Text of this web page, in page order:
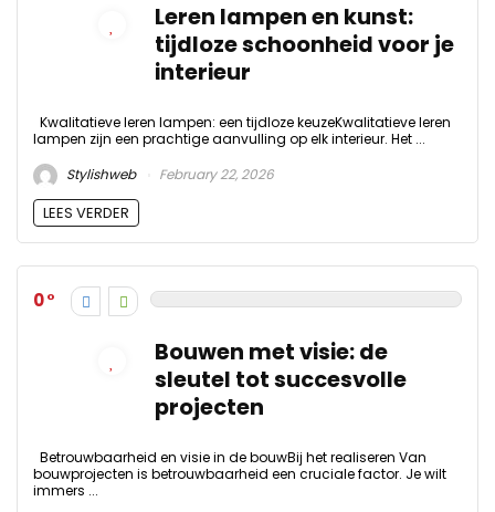
Leren lampen en kunst:
tijdloze schoonheid voor je
interieur
Kwalitatieve leren lampen: een tijdloze keuzeKwalitatieve leren
lampen zijn een prachtige aanvulling op elk interieur. Het ...
Stylishweb
February 22, 2026
LEES VERDER
0
Bouwen met visie: de
sleutel tot succesvolle
projecten
Betrouwbaarheid en visie in de bouwBij het realiseren Van
bouwprojecten is betrouwbaarheid een cruciale factor. Je wilt
immers ...